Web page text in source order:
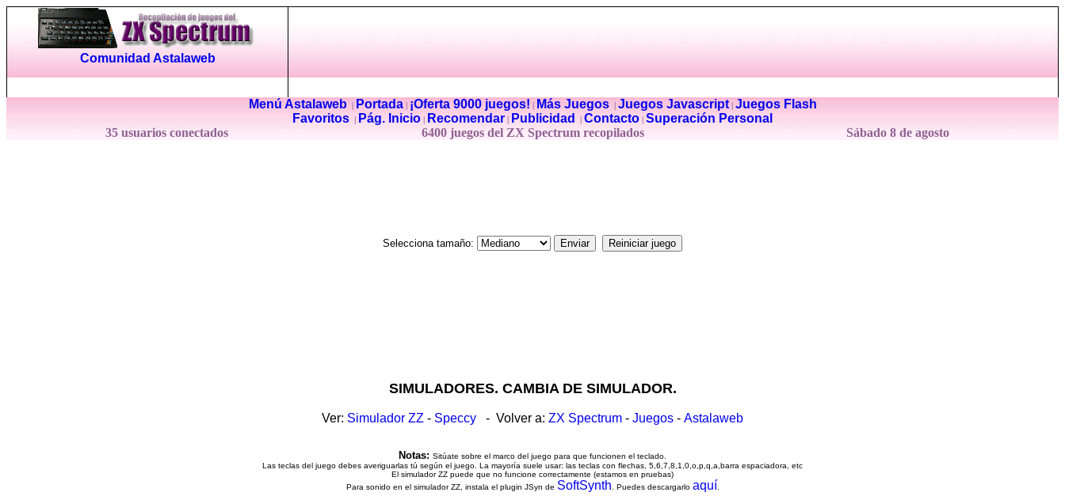
Comunidad Astalaweb
Menú Astalaweb| Portada| ¡Oferta 9000 juegos! Más Juegos| Juegos Javascript| Juegos Flash
Favoritos
Pág. Inicio Recomendar Publicidad Contacto Superación Personal
35 usuarios conectados
6400 juegos del ZX Spectrum recopilados Sábado 8 de agosto
Selecciona tamaño:
SIMULADORES. CAMBIA DE SIMULADOR.
Ver: Simulador ZZ - Speccy - Volver a: ZX Spectrum - Juegos - Astalaweb
Notas: Sitúate sobre el marco del juego para que funcionen el teclado.
Las teclas del juego debes averiguarlas tú según el juego. La mayoría suele usar: las teclas con flechas, 5,6,7,8,1,0,o,p,q,a,barra espaciadora, etc
El simulador ZZ puede que no funcione correctamente (estamos en pruebas)
Para sonido en el simulador ZZ, instala el plugin JSyn de SoftSynth . Puedes descargarlo aquí